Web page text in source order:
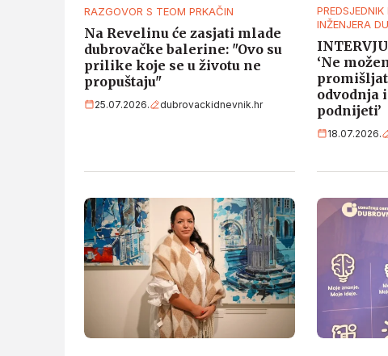
RAZGOVOR S TEOM PRKAČIN
Na Revelinu će zasjati mlade
dubrovačke balerine: "Ovo su
prilike koje se u životu ne
propuštaju"
25.07.2026. dubrovackidnevnik.hr
INŽENJERA
‘Ne
odvodnja
podnijeti’
18.07.2026.